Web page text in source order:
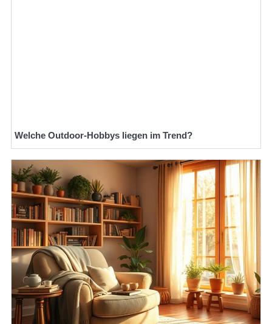
Welche Outdoor-Hobbys liegen im Trend?